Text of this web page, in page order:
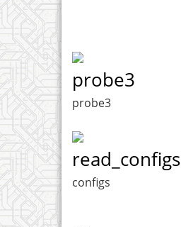
probe3
probe3
read_configs
configs